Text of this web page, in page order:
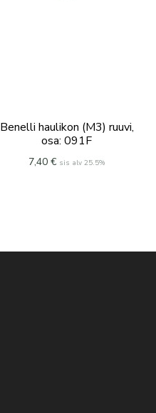
Benelli haulikon (M3) ruuvi,
osa: 091F
7,40 € sis alv 25.5%